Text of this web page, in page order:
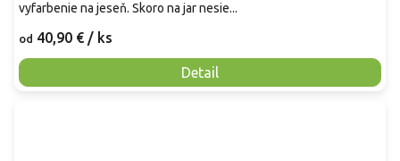
od 40,90 € / ks
Detail
vyfarbenie na jeseň. Skoro na jar nesie...